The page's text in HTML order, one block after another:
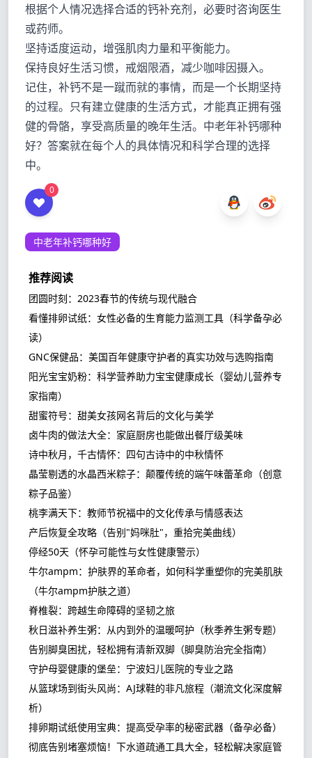
根据个人情况选择合适的钙补充剂，必要时咨询医生
或药师。
坚持适度运动，增强肌肉力量和平衡能力。
保持良好生活习惯，戒烟限酒，减少咖啡因摄入。
记住，补钙不是一蹴而就的事情，而是一个长期坚持
的过程。只有建立健康的生活方式，才能真正拥有强
健的骨骼，享受高质量的晚年生活。中老年补钙哪种
好？答案就在每个人的具体情况和科学合理的选择
中。
0
中老年补钙哪种好
推荐阅读
团圆时刻：2023春节的传统与现代融合
看懂排卵试纸：女性必备的生育能力监测工具（科学备孕必
读）
GNC保健品：美国百年健康守护者的真实功效与选购指南
阳光宝宝奶粉：科学营养助力宝宝健康成长（婴幼儿营养专
家指南）
甜蜜符号：甜美女孩网名背后的文化与美学
卤牛肉的做法大全：家庭厨房也能做出餐厅级美味
诗中秋月，千古情怀：四句古诗中的中秋情怀
晶莹剔透的水晶西米粽子：颠覆传统的端午味蕾革命（创意
粽子品鉴）
桃李满天下：教师节祝福中的文化传承与情感表达
产后恢复全攻略（告别"妈咪肚"，重拾完美曲线）
停经50天（怀孕可能性与女性健康警示）
牛尔ampm：护肤界的革命者，如何科学重塑你的完美肌肤
（牛尔ampm护肤之道）
脊椎裂：跨越生命障碍的坚韧之旅
秋日滋补养生粥：从内到外的温暖呵护（秋季养生粥专题）
告别脚臭困扰，轻松拥有清新双脚（脚臭防治完全指南）
守护母婴健康的堡垒：宁波妇儿医院的专业之路
从篮球场到街头风尚：AJ球鞋的非凡旅程（潮流文化深度解
析）
排卵期试纸使用宝典：提高受孕率的秘密武器（备孕必备）
彻底告别堵塞烦恼！下水道疏通工具大全，轻松解决家庭管